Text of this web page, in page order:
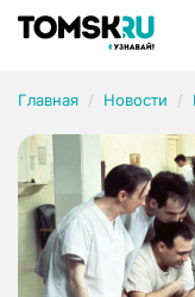
Главная Новости